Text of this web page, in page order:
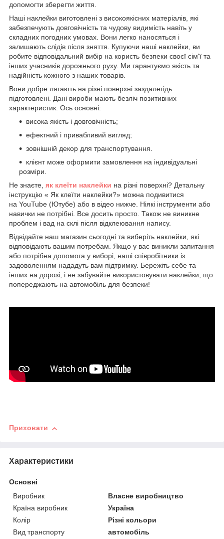
допомогти зберегти життя.
Наші наклейки виготовлені з високоякісних матеріалів, які
забезпечують довговічність та чудову видимість навіть у
складних погодних умовах. Вони легко наносяться і
залишають слідів після зняття. Купуючи наші наклейки, ви
робите відповідальний вибір на користь безпеки своєї сім'ї та
інших учасників дорожнього руху. Ми гарантуємо якість та
надійність кожного з наших товарів.
Вони добре лягають на різні поверхні заздалегідь
підготовлені. Дані вироби мають безліч позитивних
характеристик. Ось основні:
висока якість і довговічність;
ефектний і привабливий вигляд;
зовнішній декор для транспортування.
клієнт може оформити замовлення на індивідуальні
розміри.
Не знаєте, як клеїти наклейки на різні поверхні? Детальну
інструкцію « Як клеїти наклейки?» можна подивитися
на YouTube (Ютубе) або в відео нижче. Ніякі інструменти або
навички не потрібні. Все досить просто. Також не виникне
проблем і вад на склі після відклеювання напису.
Відвідайте наш магазин сьогодні та виберіть наклейки, які
відповідають вашим потребам. Якщо у вас виникли запитання
або потрібна допомога у виборі, наші співробітники із
задоволенням нададуть вам підтримку. Бережіть себе та
інших на дорозі, і не забувайте використовувати наклейки, що
попереджають на автомобіль для безпеки!
Приховати
Характеристики
Основні
Виробник
Власне виробництво
Країна виробник
Україна
Колір
Різні кольори
Вид транспорту
автомобіль